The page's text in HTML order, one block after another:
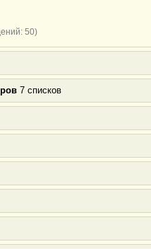
50)
7 списков